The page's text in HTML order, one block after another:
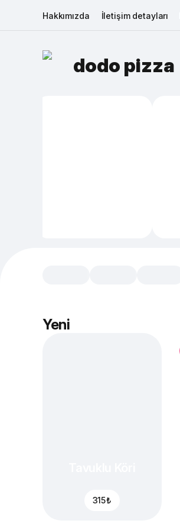
Hakkımızda İletişim detayları
dodo pizza
Yeni
315 ₺